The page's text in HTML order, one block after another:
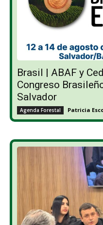
Brasil | ABAF y
Congreso
Salvador
Agenda Forestal Patricia